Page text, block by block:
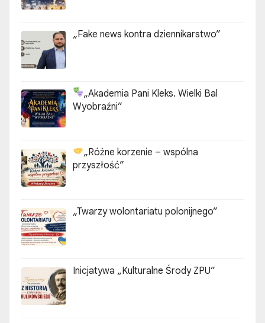
„Fake news kontra dziennikarstwo”
„Akademia Pani Kleks. Wielki Bal
Wyobraźni”
„Różne korzenie – wspólna
przyszłość”
„Twarzy wolontariatu polonijnego”
Inicjatywa „Kulturalne Środy ZPU”